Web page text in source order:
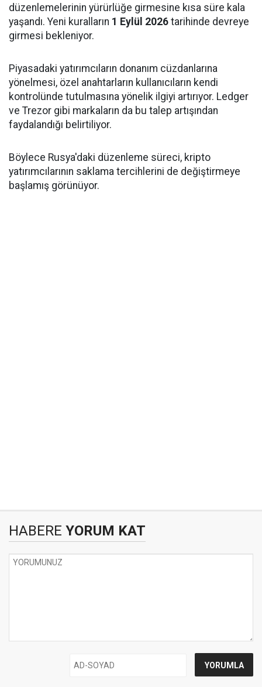
düzenlemelerinin yürürlüğe girmesine kısa süre kala
yaşandı. Yeni kuralların 1 Eylül 2026 tarihinde devreye
girmesi bekleniyor.
Piyasadaki yatırımcıların donanım cüzdanlarına
yönelmesi, özel anahtarların kullanıcıların kendi
kontrolünde tutulmasına yönelik ilgiyi artırıyor. Ledger
ve Trezor gibi markaların da bu talep artışından
faydalandığı belirtiliyor.
Böylece Rusya'daki düzenleme süreci, kripto
yatırımcılarının saklama tercihlerini de değiştirmeye
başlamış görünüyor.
HABERE YORUM KAT